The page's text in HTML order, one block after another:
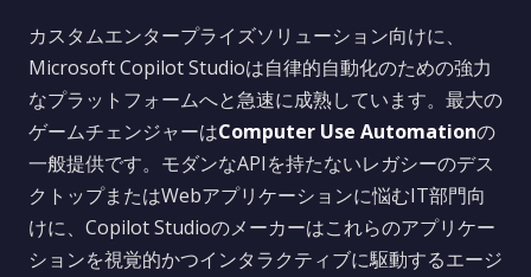
カスタムエンタープライズソリューション向けに、
Microsoft Copilot Studioは自律的自動化のための強力
なプラットフォームへと急速に成熟しています。最大の
ゲームチェンジャーはComputer Use Automationの
一般提供です。モダンなAPIを持たないレガシーのデス
クトップまたはWebアプリケーションに悩むIT部門向
けに、Copilot Studioのメーカーはこれらのアプリケー
ションを視覚的かつインタラクティブに駆動するエージ